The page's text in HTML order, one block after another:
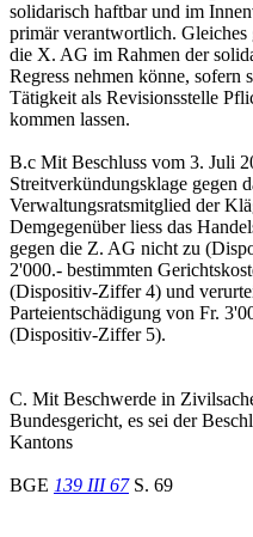
solidarisch haftbar und im
primär verantwortlich.
die X. AG im Rahmen der
Regress nehmen könne,
Tätigkeit als Revisionsstelle
kommen lassen.
B.c Mit Beschluss vom 3. Juli
Streitverkündungsklage gegen
Verwaltungsratsmitglied der
Demgegenüber liess das
gegen die Z. AG nicht zu
2'000.- bestimmten
(Dispositiv-Ziffer 4) und
Parteientschädigung von Fr.
(Dispositiv-Ziffer 5).
C. Mit Beschwerde in
Bundesgericht, es sei der
Kantons
BGE 139 III 67S. 69